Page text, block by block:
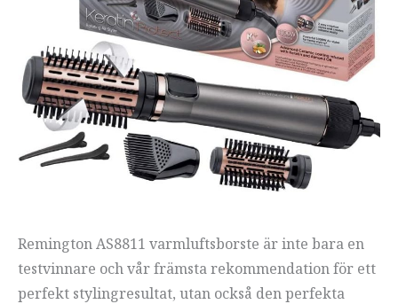
Remington AS8811 varmluftsborste är inte bara en
testvinnare och vår främsta rekommendation för ett
perfekt stylingresultat, utan också den perfekta